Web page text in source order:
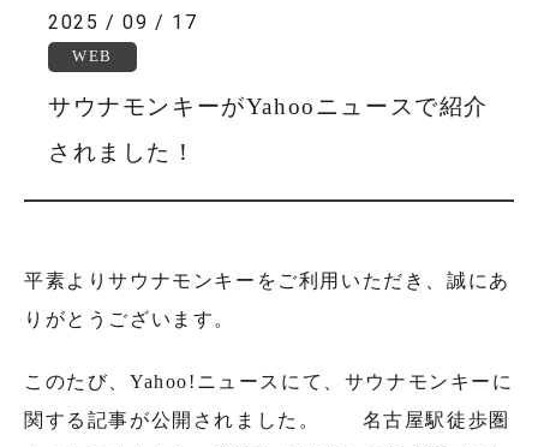
2025 / 09 / 17
WEB
サウナモンキーがYahooニュースで紹介
されました！
平素よりサウナモンキーをご利用いただき、誠にあ
りがとうございます。
このたび、Yahoo!ニュースにて、サウナモンキーに
関する記事が公開されました。 名古屋駅徒歩圏